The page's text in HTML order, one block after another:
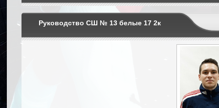
Руководство СШ № 13 белые 17 2к